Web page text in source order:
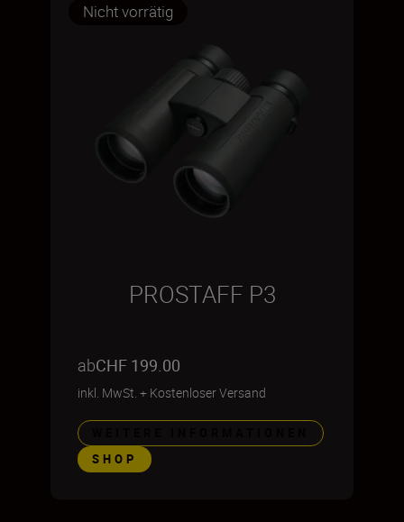
Nicht vorrätig
PROSTAFF P3
abCHF 199.00
inkl. MwSt. + Kostenloser Versand
SHOP